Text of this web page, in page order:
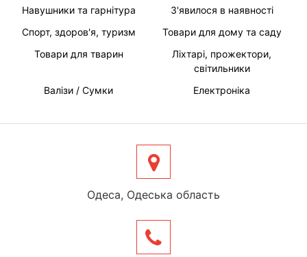
Навушники та гарнітура
З'явилося в наявності
Спорт, здоров'я, туризм
Товари для дому та саду
Товари для тварин
Ліхтарі, прожектори,
світильники
Валізи / Сумки
Електроніка
Одеса, Одеська область